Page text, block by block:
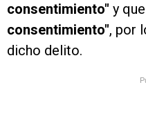
consentimiento" y que
consentimiento", por
dicho delito.